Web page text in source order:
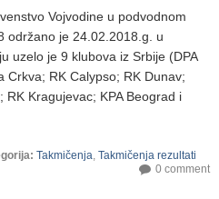
Vojvodine u podvodnom
održano je 24.02.2018.g. u
uzelo je 9 klubova iz Srbije (DPA
Crkva; RK Calypso; RK Dunav;
RK Kragujevac; KPA Beograd i
: Takmičenja, Takmičenja rezultati
0 comment